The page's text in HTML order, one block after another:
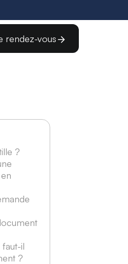
rendez-vous
?
faut-il
?